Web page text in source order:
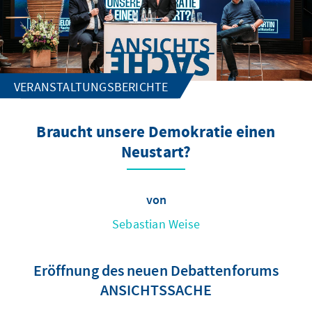
VERANSTALTUNGSBERICHTE
Braucht unsere Demokratie einen
Neustart?
von
Sebastian Weise
Eröffnung des neuen Debattenforums
ANSICHTSSACHE